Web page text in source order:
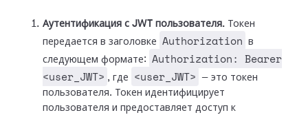
Аутентификация с JWT пользователя. Токен
передается в заголовке
Authorization
в
следующем формате:
Authorization: Bearer
<user_JWT> , где <user_JWT>
— это токен
пользователя. Токен идентифицирует
пользователя и предоставляет доступ к